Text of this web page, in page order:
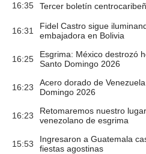
16:35 Tercer boletín
16:31
Fidel Castro sigue
embajadora en Bolivia
16:25
Esgrima: México destrozó
Santo Domingo 2026
16:23
Acero dorado de
Domingo 2026
16:23
Retomaremos nuestro
venezolano de esgrima
15:53
Ingresaron a Guatemala
fiestas agostinas